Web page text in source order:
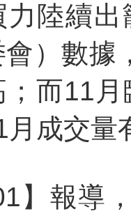
力陸續
會）數
；而11
月成交量
】報導